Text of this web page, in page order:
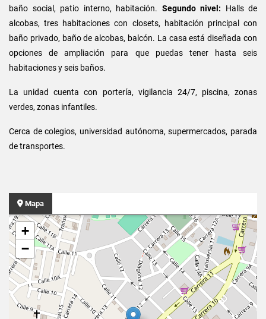
baño social, patio interno, habitación. Segundo nivel: Halls de
alcobas, tres habitaciones con closets, habitación principal con
baño privado, baño de alcobas, balcón. La casa está diseñada con
opciones de ampliación para que puedas tener hasta seis
habitaciones y seis baños.
La unidad cuenta con portería, vigilancia 24/7, piscina, zonas
verdes, zonas infantiles.
Cerca de colegios, universidad autónoma, supermercados, parada
de transportes.
Mapa
+
−